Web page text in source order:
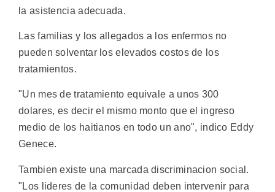
la asistencia adecuada.
Las familias y los allegados a los enfermos no
pueden solventar los elevados costos de los
tratamientos.
"Un mes de tratamiento equivale a unos 300
dolares, es decir el mismo monto que el ingreso
medio de los haitianos en todo un ano", indico Eddy
Genece.
Tambien existe una marcada discriminacion social.
"Los lideres de la comunidad deben intervenir para